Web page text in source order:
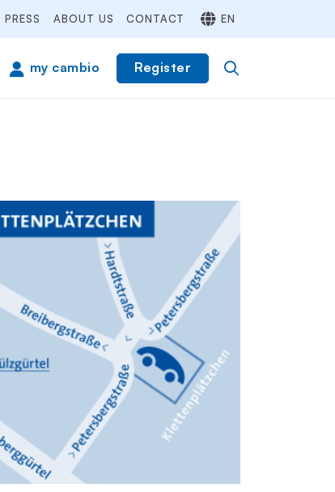
PRESS ABOUT US CONTACT EN
my cambio Register